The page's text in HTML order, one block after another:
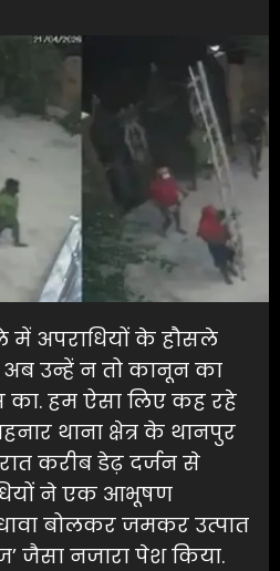
में अपराधियों के हौसले
उन्हें न तो कानून का
का. हम ऐसा लिए कह रहे
थाना क्षेत्र के थानपुर
करीब डेढ़ दर्जन से
ने एक आभूषण
बोलकर जमकर उत्पात
जैसा नजारा पेश किया.